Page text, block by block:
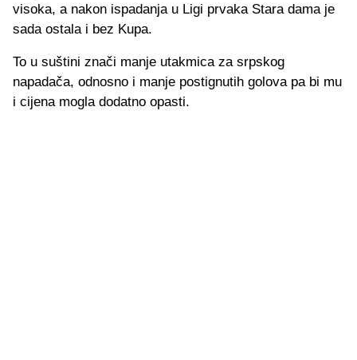
visoka, a nakon ispadanja u Ligi prvaka Stara dama je
sada ostala i bez Kupa.
To u suštini znači manje utakmica za srpskog
napadača, odnosno i manje postignutih golova pa bi mu
i cijena mogla dodatno opasti.